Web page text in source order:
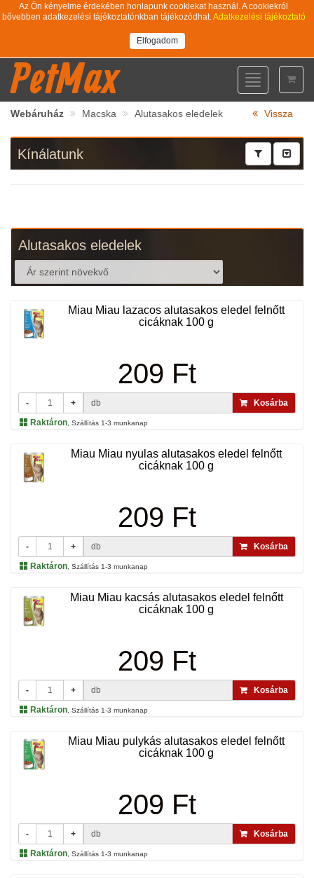
Az Ön kényelme érdekében honlapunk cookiekat használ. A cookiekról
bővebben adatkezelési tájékoztatónkban tájékozódhat.Adatkezelési tájékoztató
Elfogadom
PetMax
Toggle
navigation
Webáruház
Macska Alutasakos eledelek Vissza
Kínálatunk
Alutasakos eledelek
Miau Miau lazacos alutasakos eledel felnőtt
cicáknak 100 g
209 Ft
- + db
Kosárba
Raktáron , Szállítás 1-3 munkanap
Miau Miau nyulas alutasakos eledel felnőtt
cicáknak 100 g
209 Ft
- + db
Kosárba
Raktáron , Szállítás 1-3 munkanap
Miau Miau kacsás alutasakos eledel felnőtt
cicáknak 100 g
209 Ft
- + db
Kosárba
Raktáron , Szállítás 1-3 munkanap
Miau Miau pulykás alutasakos eledel felnőtt
cicáknak 100 g
209 Ft
- + db
Kosárba
Raktáron , Szállítás 1-3 munkanap